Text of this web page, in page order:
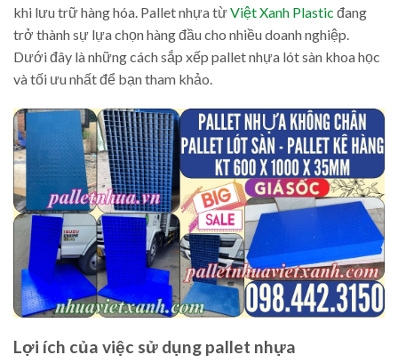
khi lưu trữ hàng hóa. Pallet nhựa từViệt Xanh Plastic đang
trở thành sự lựa chọn hàng đầu cho nhiều doanh nghiệp.
Dưới đây là những cách sắp xếp pallet nhựa lót sàn khoa học
và tối ưu nhất để bạn tham khảo.
Lợi ích của việc sử dụng pallet nhựa